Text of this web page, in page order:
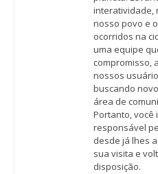
interatividade,
nosso povo e
ocorridos na
uma equipe
compromisso,
nossos
buscando
área de
Portanto, você
responsável
desde já lhes
sua visita e
disposição.